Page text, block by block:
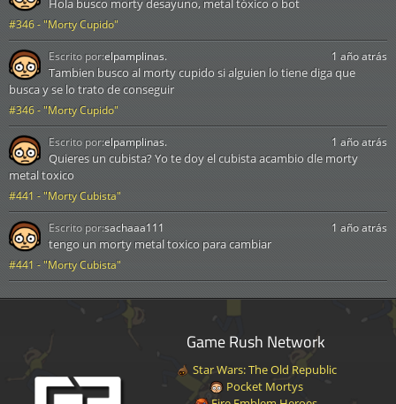
#346 - "Morty Cupido"
Hola busco morty desayuno, metal tóxico o bot
#346 - "Morty Cupido"
1 año atrás
Tambien busco al morty cupido si alguien lo tiene diga que
busca y se lo trato de conseguir
Escrito por:elpamplinas.
#441 - "Morty Cubista"
1 año atrás
Quieres un cubista? Yo te doy el cubista acambio dle morty
metal toxico
Escrito por:elpamplinas.
#441 - "Morty Cubista"
1 año atrás
tengo un morty metal toxico para cambiar
Escrito por:sachaaa111
Game Rush Network
Star Wars: The Old Republic
Pocket Mortys